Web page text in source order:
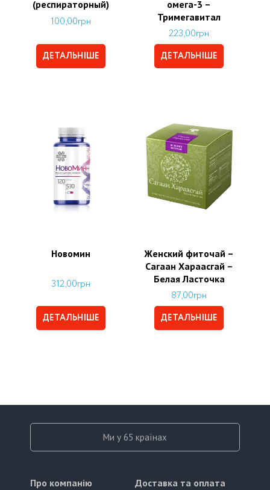
(респираторный)
100,00грн
ДЕТАЛЬНІШЕ
омега-3 –
Тримегавитал
223,00грн
ДЕТАЛЬНІШЕ
Новомин
312,00грн
ДЕТАЛЬНІШЕ
Женский фиточай –
Сагаан Хараасгай –
Белая Ласточка
87,00грн
ДЕТАЛЬНІШЕ
Ми у 65 країнах
Про компанію
Доставка та оплата